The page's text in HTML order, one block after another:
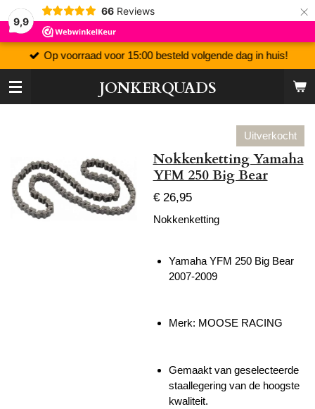
9,9
66 Reviews ×
JONKERQUADS
Op voorraad voor 15:00 besteld volgende dag in huis!
Uitverkocht
Nokkenketting Yamaha
YFM 250 Big Bear
€ 26,95
Nokkenketting
Yamaha YFM 250 Big Bear
2007-2009
Merk: MOOSE RACING
Gemaakt van geselecteerde
staallegering van de hoogste
kwaliteit.